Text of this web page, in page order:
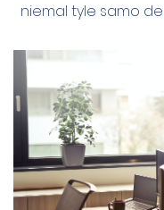
niemal tyle samo